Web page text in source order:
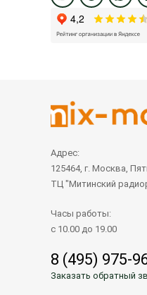
Адрес:
125464, г. Москва,
ТЦ "Митинский
Часы работы:
с 10.00 до 19.00
8 (495) 975-
Заказать обратный